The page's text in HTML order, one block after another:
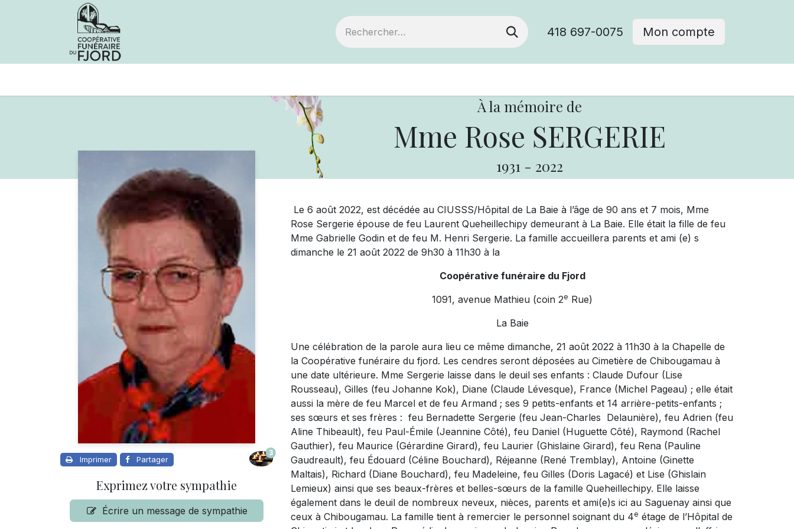
418 697-0075 Mon compte
À la mémoire de
Mme Rose SERGERIE
1931 - 2022
Imprimer Partager
3
Exprimez votre sympathie
Écrire un message de sympathie
Le 6 août 2022, est décédée au CIUSSS/Hôpital de La Baie à l’âge de 90 ans et 7 mois, Mme
Rose Sergerie épouse de feu Laurent Queheillechipy demeurant à La Baie. Elle était la fille de feu
Mme Gabrielle Godin et de feu M. Henri Sergerie. La famille accueillera parents et ami (e) s
dimanche le 21 août 2022 de 9h30 à 11h30 à la
Coopérative funéraire du Fjord
1091, avenue Mathieu (coin 2e Rue)
La Baie
Une célébration de la parole aura lieu ce même dimanche, 21 août 2022 à 11h30 à la Chapelle de
la Coopérative funéraire du fjord. Les cendres seront déposées au Cimetière de Chibougamau à
une date ultérieure. Mme Sergerie laisse dans le deuil ses enfants : Claude Dufour (Lise
Rousseau), Gilles (feu Johanne Kok), Diane (Claude Lévesque), France (Michel Pageau) ; elle était
aussi la mère de feu Marcel et de feu Armand ; ses 9 petits-enfants et 14 arrière-petits-enfants ;
ses sœurs et ses frères : feu Bernadette Sergerie (feu Jean-Charles Delaunière), feu Adrien (feu
Aline Thibeault), feu Paul-Émile (Jeannine Côté), feu Daniel (Huguette Côté), Raymond (Rachel
Gauthier), feu Maurice (Gérardine Girard), feu Laurier (Ghislaine Girard), feu Rena (Pauline
Gaudreault), feu Édouard (Céline Bouchard), Réjeanne (René Tremblay), Antoine (Ginette
Maltais), Richard (Diane Bouchard), feu Madeleine, feu Gilles (Doris Lagacé) et Lise (Ghislain
Lemieux) ainsi que ses beaux-frères et belles-sœurs de la famille Queheillechipy. Elle laisse
également dans le deuil de nombreux neveux, nièces, parents et ami(e)s ici au Saguenay ainsi que
ceux à Chibougamau. La famille tient à remercier le personnel soignant du 4e étage de l’Hôpital de